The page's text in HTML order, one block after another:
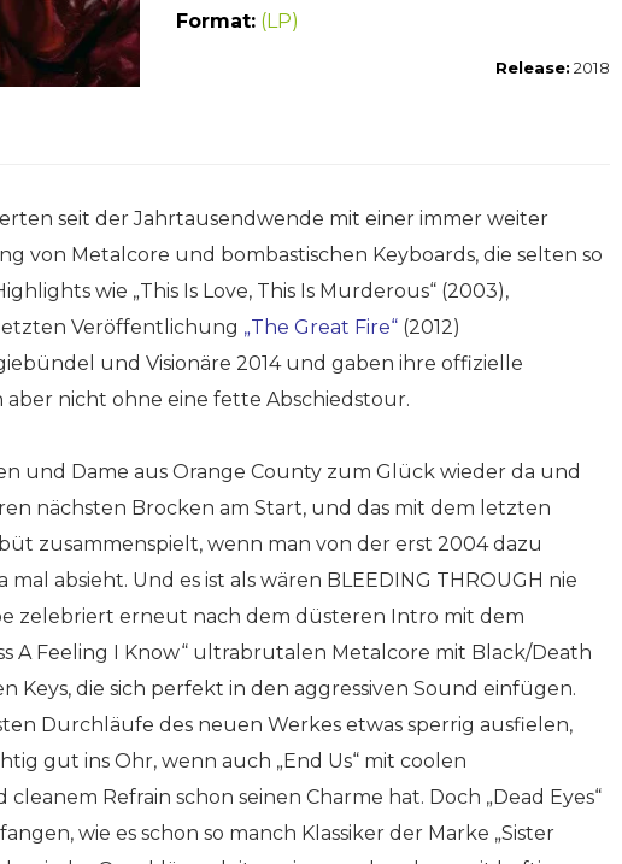
Format: (LP)
Release: 2018
seit der Jahrtausendwende mit einer immer weiter
von Metalcore und bombastischen Keyboards, die selten so
wie „This Is Love, This Is Murderous“ (2003),
Veröffentlichung „The Great Fire“ (2012)
und Visionäre 2014 und gaben ihre offizielle
nicht ohne eine fette Abschiedstour.
und Dame aus Orange County zum Glück wieder da und
nächsten Brocken am Start, und das mit dem letzten
zusammenspielt, wenn man von der erst 2004 dazu
absieht. Und es ist als wären BLEEDING THROUGH nie
zelebriert erneut nach dem düsteren Intro mit dem
A Feeling I Know“ ultrabrutalen Metalcore mit Black/Death
Keys, die sich perfekt in den aggressiven Sound einfügen.
Durchläufe des neuen Werkes etwas sperrig ausfielen,
gut ins Ohr, wenn auch „End Us“ mit coolen
Refrain schon seinen Charme hat. Doch „Dead Eyes“
wie es schon so manch Klassiker der Marke „Sister